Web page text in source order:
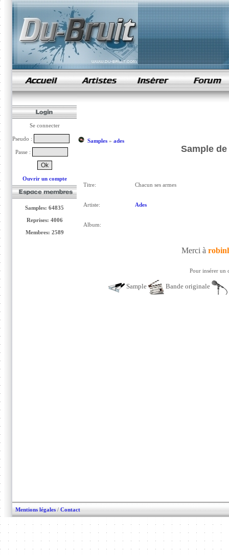
samples de rap
Se connecter
Pseudo :
Passe :
Ouvrir un compte
Samples: 64835
Reprises: 4006
Membres: 2589
Samples» ades
Sample
Titre: Chacun ses armes
Artiste: Ades
Album:
Merci à
Pour insérer un
Sample Bande originale
Mentions légales / Contact